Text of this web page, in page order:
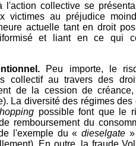
l'action collective se
victimes au préjudice
actuelle tant en droit
et liant en ce qui
Peu importe, le
collectif au travers des
de la cession de
La diversité des régimes des
possible font que le
remboursement du
l'exemple du « dieselgate